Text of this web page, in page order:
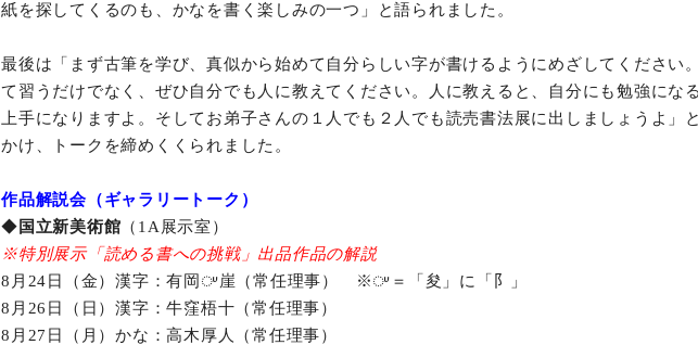
紙を探してくるのも、かなを書く楽しみの一つ」と語られました。
最後は「まず古筆を学び、真似から始めて自分らしい字が書けるようにめざしてください
て習うだけでなく、ぜひ自分でも人に教えてください。人に教えると、自分にも勉強にな
上手になりますよ。そしてお弟子さんの１人でも２人でも読売書法展に出しましょうよ」
かけ、トークを締めくくられました。
作品解説会（ギャラリートーク）
◆ 国立新美術館 （1A展示室）
※特別展示「読める書への挑戦」出品作品の解説
8月24日（金）漢字：有岡ᤸ崖（常任理事） ※ᤸ＝「夋」に「阝」
8月26日（日）漢字：牛窪梧十（常任理事）
8月27日（月）かな：高木厚人（常任理事）